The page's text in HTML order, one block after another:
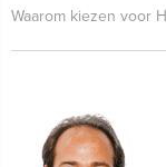
Waarom kiezen voor